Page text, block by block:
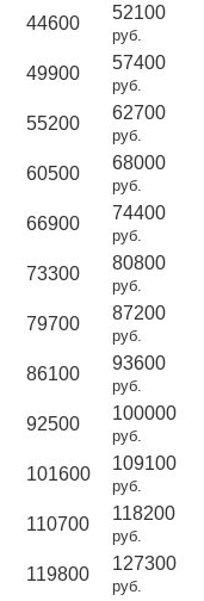
44600
52100
руб.
49900
57400
руб.
55200
62700
руб.
60500
68000
руб.
66900
74400
руб.
73300
80800
руб.
79700
87200
руб.
86100
93600
руб.
92500
100000
руб.
101600
109100
руб.
110700
118200
руб.
119800
127300
руб.